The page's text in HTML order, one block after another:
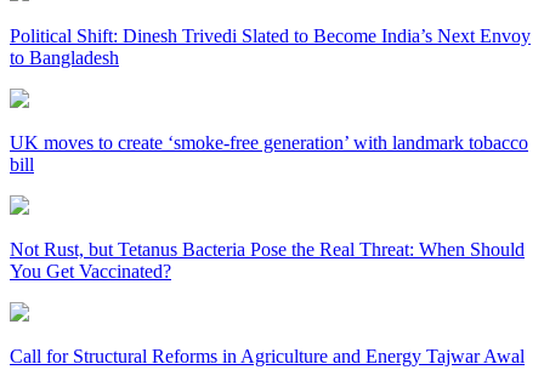
Political Shift: Dinesh Trivedi Slated to Become India’s Next Envoy
to Bangladesh
UK moves to create ‘smoke-free generation’ with landmark tobacco
bill
Not Rust, but Tetanus Bacteria Pose the Real Threat: When Should
You Get Vaccinated?
Call for Structural Reforms in Agriculture and Energy Tajwar Awal